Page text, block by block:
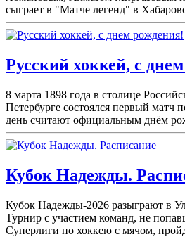
сыграет в "Матче легенд" в
Русский хоккей, с
8 марта 1898 года в столице
Петербурге состоялся первый матч
день считают официальным днём
Кубок Надежды.
Кубок Надежды-2026 разыграют в
Турнир с участием команд, не
Суперлиги по хоккею с мячом,